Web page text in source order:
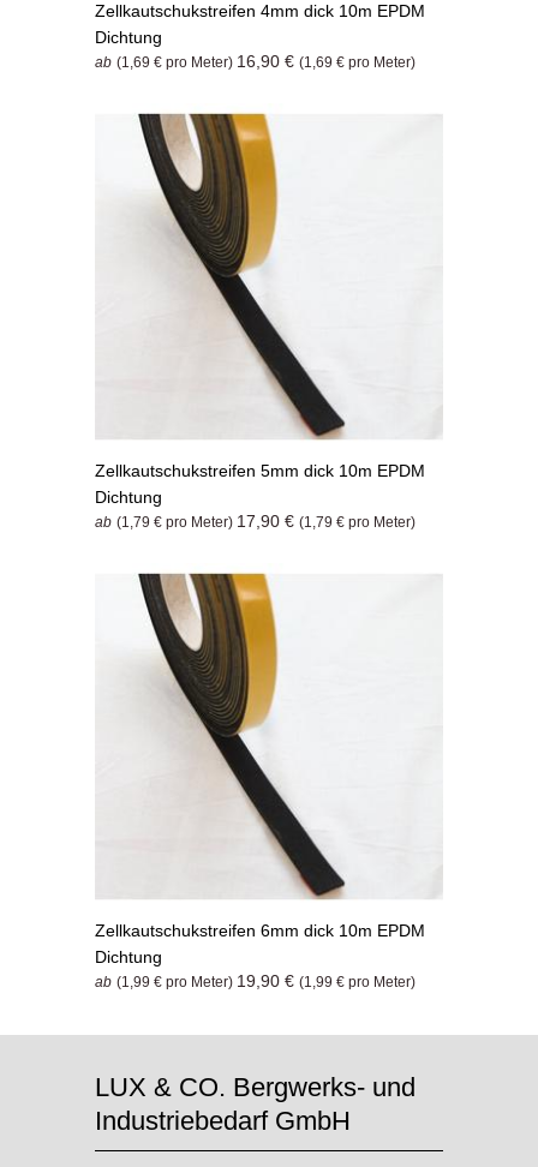
Zellkautschukstreifen 4mm dick 10m EPDM
Dichtung
ab (1,69 € pro Meter) 16,90 € (1,69 € pro Meter)
Zellkautschukstreifen 5mm dick 10m EPDM
Dichtung
ab (1,79 € pro Meter) 17,90 € (1,79 € pro Meter)
Zellkautschukstreifen 6mm dick 10m EPDM
Dichtung
ab (1,99 € pro Meter) 19,90 € (1,99 € pro Meter)
LUX & CO. Bergwerks- und
Industriebedarf GmbH